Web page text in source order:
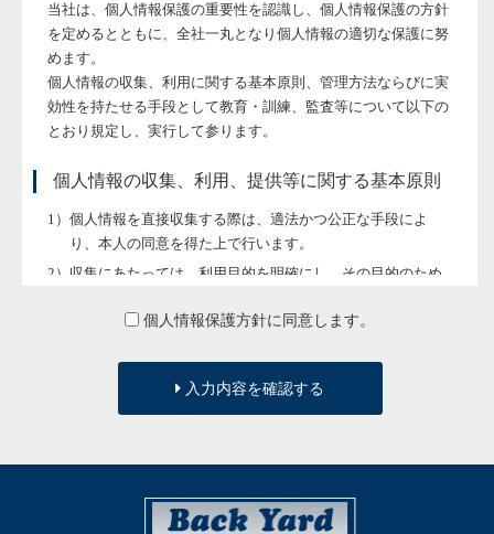
当社は、個人情報保護の重要性を認識し、個人情報保護の方針
を定めるとともに、全社一丸となり個人情報の適切な保護に努
めます。
個人情報の収集、利用に関する基本原則、管理方法ならびに実
効性を持たせる手段として教育・訓練、監査等について以下の
とおり規定し、実行して参ります。
個人情報の収集、利用、提供等に関する基本原則
個人情報を直接収集する際は、適法かつ公正な手段によ
り、本人の同意を得た上で行います。
収集にあたっては、利用目的を明確にし、その目的のため
個人の利益を侵害する可能性が高い機微な情報は、本人の
個人情報保護方針に同意します。
入力内容を確認する